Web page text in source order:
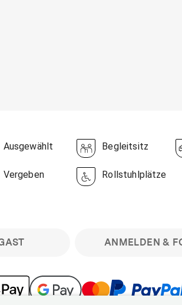
Ausgewählt Begleitsitz
Vergeben Rollstuhlplätze
ANMELDEN &